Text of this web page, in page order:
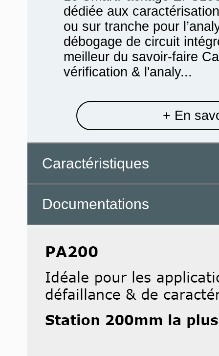
dédiée aux
ou sur tranche pour
débogage de circuit
meilleur du savoir-faire
vérification & l'analy...
+ En
Caractéristiques
Documentations